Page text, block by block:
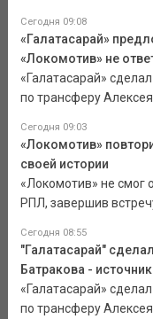
Сегодня 09:08
«Галатасарай»
«Локомотив» не
«Галатасарай»
по трансферу Алексея
Сегодня 09:03
«Локомотив»
своей истории
«Локомотив» не смог
РПЛ, завершив встречу
Сегодня 08:55
"Галатасарай"
Батракова - источник
«Галатасарай»
по трансферу Алексея